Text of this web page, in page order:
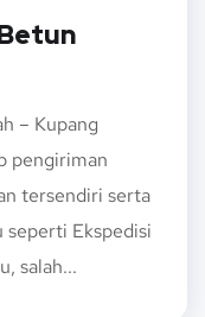
– Kupang
pengiriman
tersendiri serta
Ekspedisi
salah...